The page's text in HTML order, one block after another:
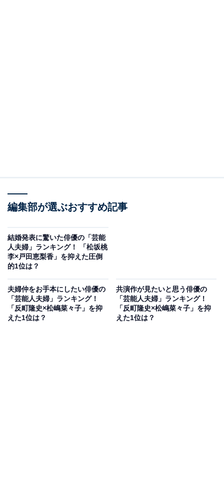
編集部が選ぶおすすめ記事
結婚発表に驚いた俳優の「芸能
人夫婦」ランキング！ 「松坂桃
李×戸田恵梨香」を抑えた圧倒
的1位は？
夫婦仲をお手本にしたい俳優の
「芸能人夫婦」ランキング！
「反町隆史×松嶋菜々子」を抑
えた1位は？
共演作が見たいと思う俳優の
「芸能人夫婦」ランキング！
「反町隆史×松嶋菜々子」を抑
えた1位は？